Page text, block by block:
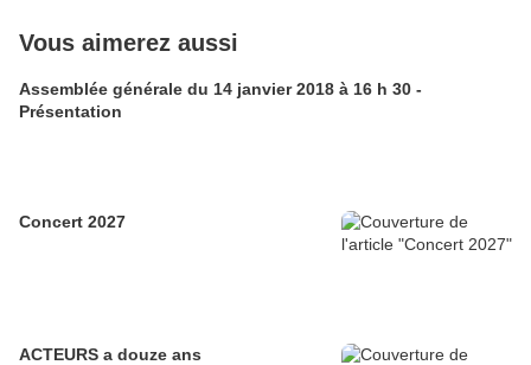
Vous aimerez aussi
Assemblée générale du 14 janvier 2018 à 16 h 30 -
Présentation
Concert 2027
ACTEURS a douze ans